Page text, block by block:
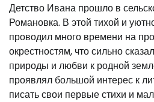
Детство Ивана прошло в
Романовка. В этой тихой и
проводил много времени на
окрестностям, что сильно
природы и любви к родной
проявлял большой интерес к
писать свои первые стихи и